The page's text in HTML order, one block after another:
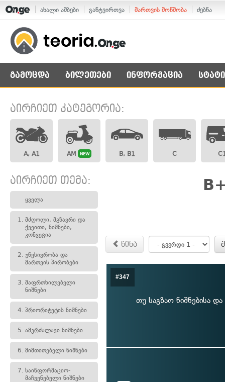
ახალი ამბები განტვირთვა მართვის მოწმობა ძებნა
გამოცდა ბილეთები ინფორმაცია
აირჩიეთ კატეგორია:
A, A1 AM NEW B, B1 C
აირჩიეთ თემა:
ყველა
1. მძღოლი, მგზავრი და
ქვეითი, ნიშნები,
კონვეცია
2. უწესივრობა და
მართვის პირობები
3. მაფრთხილებელი
ნიშნები
4. პრიორიტეტის ნიშნები
5. ამკრძალავი ნიშნები
6. მიმთითებელი ნიშნები
7. საინფორმაციო-
მაჩვენებელი ნიშნები
წინა
#347
თუ საგზაო ნიშნებისა